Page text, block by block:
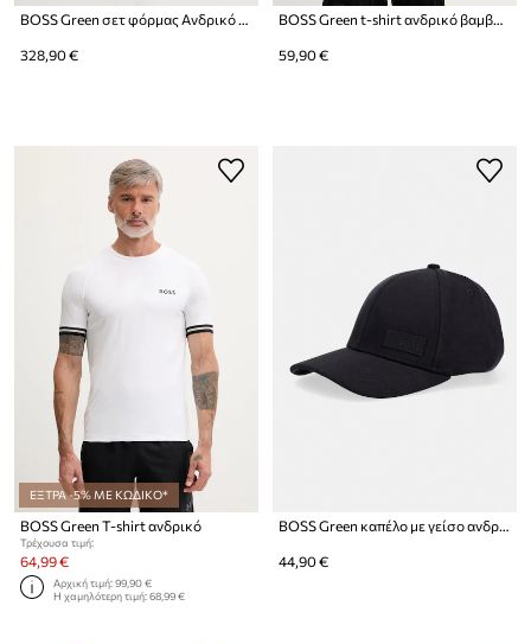
328,90 € 59,90 €
ΕΞΤΡΑ -5% ΜΕ ΚΩΔΙΚΟ*
BOSS Green T-shirt ανδρικό
Τρέχουσα τιμή:
64,99 €
Αρχική τιμή:99,90 €
Η χαμηλότερη τιμή:68,99 €
BOSS Green καπέλο με γείσο ανδρικό με βαμβάκι Lach-J-BOSS
44,90 €